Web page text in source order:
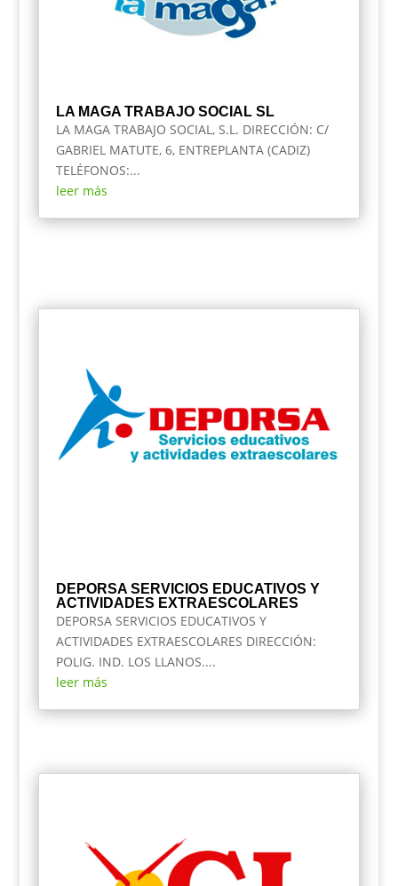
LA MAGA TRABAJO SOCIAL SL
LA MAGA TRABAJO SOCIAL, S.L. DIRECCIÓN: C/
GABRIEL MATUTE, 6, ENTREPLANTA (CADIZ)
TELÉFONOS:...
leer más
DEPORSA SERVICIOS EDUCATIVOS Y
ACTIVIDADES EXTRAESCOLARES
DEPORSA SERVICIOS EDUCATIVOS Y
ACTIVIDADES EXTRAESCOLARES DIRECCIÓN:
POLIG. IND. LOS LLANOS....
leer más